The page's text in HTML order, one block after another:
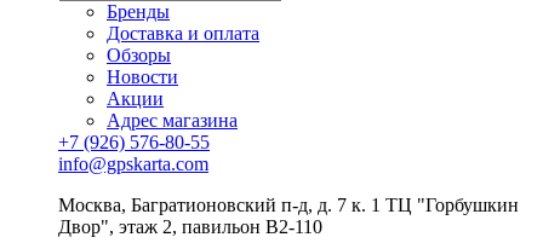
Бренды
Доставка и оплата
Обзоры
Новости
Акции
Адрес магазина
+7 (926) 576-80-55
info@gpskarta.com
Москва, Багратионовский п-д, д. 7 к. 1 ТЦ "Горбушкин
Двор", этаж 2, павильон B2-110